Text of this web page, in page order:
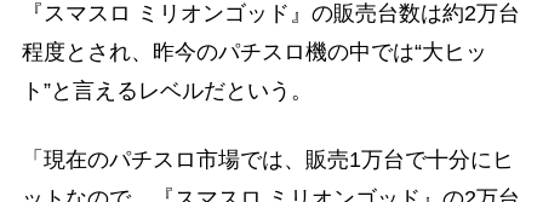
『スマスロ ミリオンゴッド』の販売台数は約2万台
程度とされ、昨今のパチスロ機の中では“大ヒッ
ト”と言えるレベルだという。
「現在のパチスロ市場では、販売1万台で十分にヒ